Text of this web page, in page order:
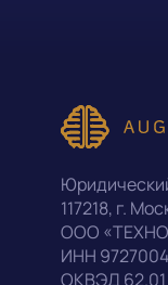
+7 (499)
117218, г.
ООО
ИНН
ОКВЭД